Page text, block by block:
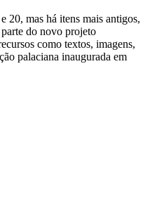
20, mas há itens mais antigos,
do novo projeto
como textos, imagens,
palaciana inaugurada em